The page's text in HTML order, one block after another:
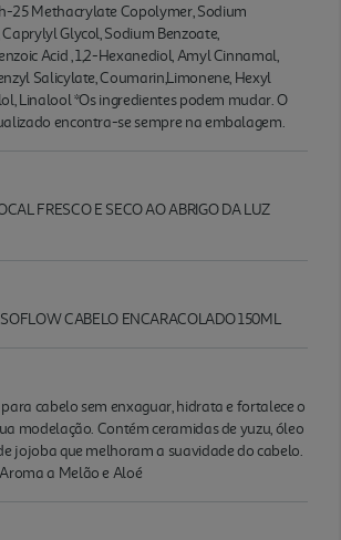
25 Methacrylate Copolymer, Sodium
Glycol, Sodium Benzoate,
Acid , 1,2-Hexanediol, Amyl Cinnamal,
Salicylate, Coumarin,Limonene, Hexyl
Linalool *Os ingredientes podem mudar. O
encontra-se sempre na embalagem.
FRESCO E SECO AO ABRIGO DA LUZ
CABELO ENCARACOLADO 150ML
cabelo sem enxaguar, hidrata e fortalece o
modelação. Contém ceramidas de yuzu, óleo
jojoba que melhoram a suavidade do cabelo.
a Melão e Aloé